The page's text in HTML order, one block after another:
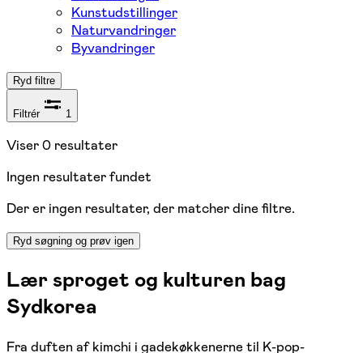
Kunstudstillinger
Naturvandringer
Byvandringer
Ryd filtre
Filtrér 1
Viser0 resultater
Ingen resultater fundet
Der er ingen resultater, der matcher dine filtre.
Ryd søgning og prøv igen
Lær sproget og kulturen bag
Sydkorea
Fra duften af kimchi i gadekøkkenerne til K-pop-